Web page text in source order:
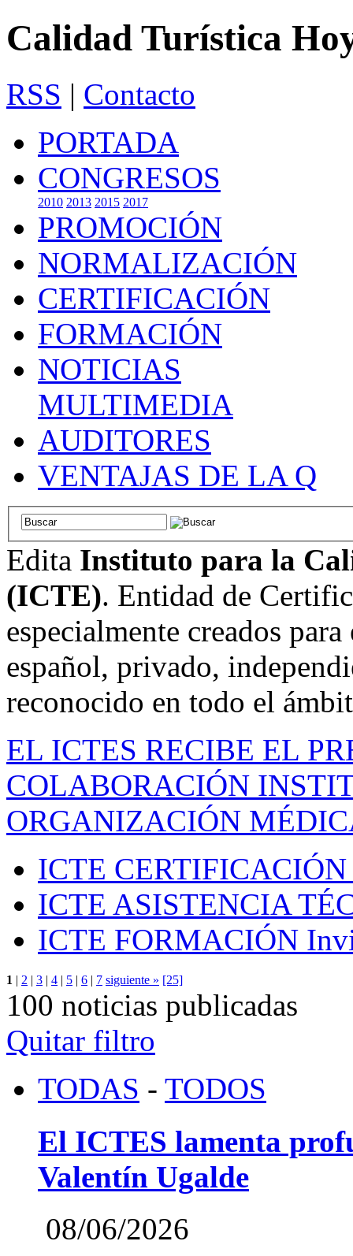
Calidad Turística
RSS | Contacto
PORTADA
CONGRESOS
2010 2013 2015 2017
PROMOCIÓN
NORMALIZACIÓN
CERTIFICACIÓN
FORMACIÓN
NOTICIAS
MULTIMEDIA
AUDITORES
VENTAJAS DE LA Q
Edita Instituto para la
(ICTE). Entidad de
especialmente creados
español, privado,
reconocido en todo el
EL ICTES RECIBE EL
COLABORACIÓN
ORGANIZACIÓN
ICTE CERTIFICACIÓN
ICTE ASISTENCIA
ICTE FORMACIÓN
1 | 2 | 3 | 4 | 5 | 6 | 7 siguiente » [25]
100 noticias publicadas
Quitar filtro
TODAS - TODOS
El ICTES lamenta
Valentín Ugalde
08/06/2026